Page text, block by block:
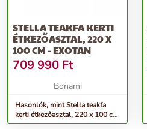
STELLA TEAKFA KERTI
ÉTKEZŐASZTAL, 220 X
100 CM - EXOTAN
709 990 Ft
Bonami
Hasonlók, mint Stella teakfa
kerti étkezőasztal, 220 x 100 cm
- Exotan